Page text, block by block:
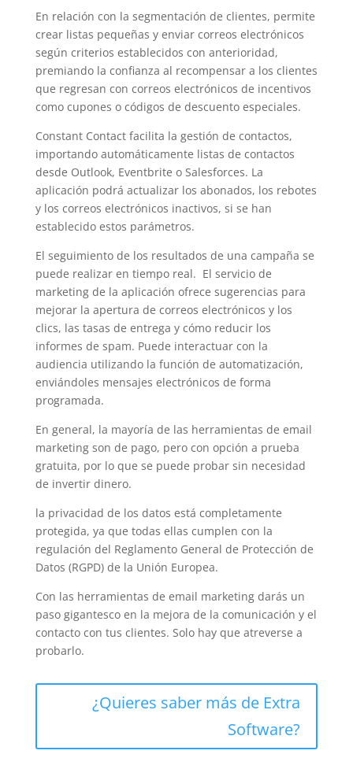
En relación con la segmentación de clientes, permite
crear listas pequeñas y enviar correos electrónicos
según criterios establecidos con anterioridad,
premiando la confianza al recompensar a los clientes
que regresan con correos electrónicos de incentivos
como cupones o códigos de descuento especiales.
Constant Contact facilita la gestión de contactos,
importando automáticamente listas de contactos
desde Outlook, Eventbrite o Salesforces. La
aplicación podrá actualizar los abonados, los rebotes
y los correos electrónicos inactivos, si se han
establecido estos parámetros.
El seguimiento de los resultados de una campaña se
puede realizar en tiempo real. El servicio de
marketing de la aplicación ofrece sugerencias para
mejorar la apertura de correos electrónicos y los
clics, las tasas de entrega y cómo reducir los
informes de spam. Puede interactuar con la
audiencia utilizando la función de automatización,
enviándoles mensajes electrónicos de forma
programada.
En general, la mayoría de las herramientas de email
marketing son de pago, pero con opción a prueba
gratuita, por lo que se puede probar sin necesidad
de invertir dinero.
la privacidad de los datos está completamente
protegida, ya que todas ellas cumplen con la
regulación del Reglamento General de Protección de
Datos (RGPD) de la Unión Europea.
Con las herramientas de email marketing darás un
paso gigantesco en la mejora de la comunicación y el
contacto con tus clientes. Solo hay que atreverse a
probarlo.
¿Quieres saber más de Extra
Software?